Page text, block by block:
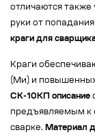
отличаются
руки от
краги для
Краги
(Ми) и
СК-10КП описание
предъявляемым к
сварке. Материал